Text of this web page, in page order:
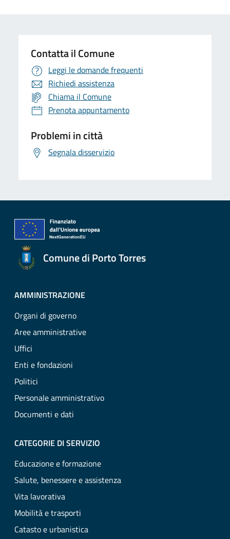
Contatta il Comune
Leggi le domande frequenti
Richiedi assistenza
Chiama il Comune
Prenota appuntamento
Problemi in città
Segnala disservizio
Comune di Porto Torres
AMMINISTRAZIONE
Organi di governo
Aree amministrative
Uffici
Enti e fondazioni
Politici
Personale amministrativo
Documenti e dati
CATEGORIE DI SERVIZIO
Educazione e formazione
Salute, benessere e assistenza
Vita lavorativa
Mobilità e trasporti
Catasto e urbanistica